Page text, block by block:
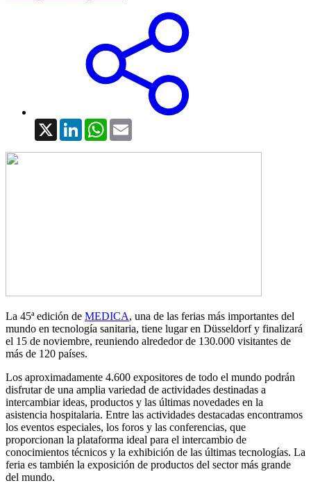
X LinkedInWhatsApp
La 45ª edición de MEDICA, una de las ferias más importantes del
mundo en tecnología sanitaria, tiene lugar en Düsseldorf y finalizará
el 15 de noviembre, reuniendo alrededor de 130.000 visitantes de
más de 120 países.
Los aproximadamente 4.600 expositores de todo el mundo podrán
disfrutar de una amplia variedad de actividades destinadas a
intercambiar ideas, productos y las últimas novedades en la
asistencia hospitalaria. Entre las actividades destacadas encontramos
los eventos especiales, los foros y las conferencias, que
proporcionan la plataforma ideal para el intercambio de
conocimientos técnicos y la exhibición de las últimas tecnologías. La
feria es también la exposición de productos del sector más grande
del mundo.